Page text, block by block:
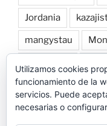
Jordania
mangystau
Patagonia Perú
Snorkel
Utilizamos cookies
funcionamiento de la
servicios. Puede
necesarias o